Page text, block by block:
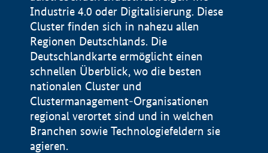
Industrie 4.0 oder Digitalisierung. Diese
Cluster finden sich in nahezu allen
Regionen Deutschlands. Die
Deutschlandkarte ermöglicht einen
schnellen Überblick, wo die besten
nationalen Cluster und
Clustermanagement-Organisationen
regional verortet sind und in welchen
Branchen sowie Technologiefeldern sie
agieren.